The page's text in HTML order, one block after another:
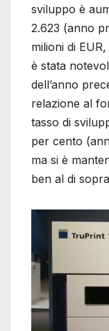
sviluppo è
2.623 (anno
milioni di
è stata
dell’anno
relazione al
tasso di
per cento
ma si è
ben al di